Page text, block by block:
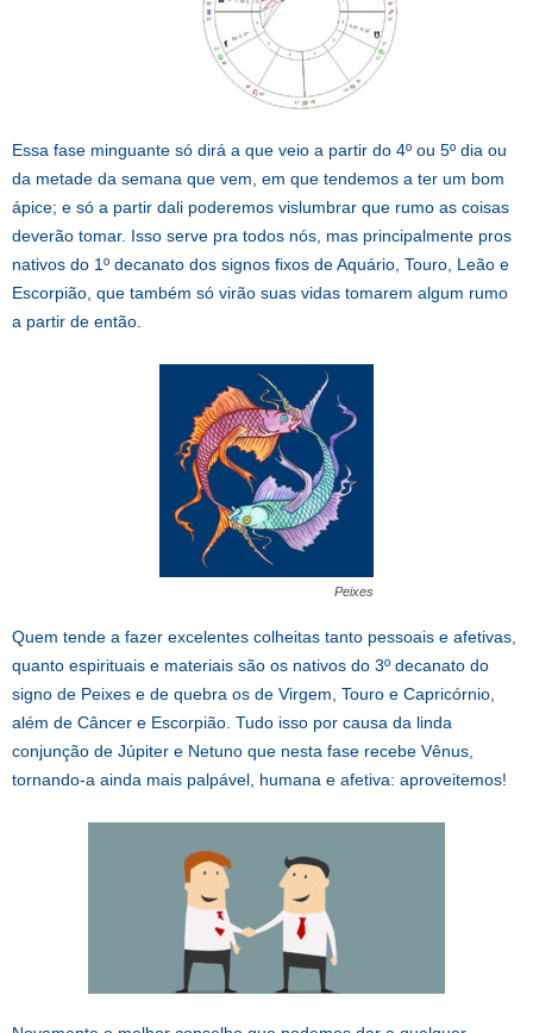
Essa fase minguante só dirá a que veio a partir do 4º ou 5º dia ou
da metade da semana que vem, em que tendemos a ter um bom
ápice; e só a partir dali poderemos vislumbrar que rumo as coisas
deverão tomar. Isso serve pra todos nós, mas principalmente pros
nativos do 1º decanato dos signos fixos de Aquário, Touro, Leão e
Escorpião, que também só virão suas vidas tomarem algum rumo
a partir de então.
Peixes
Quem tende a fazer excelentes colheitas tanto pessoais e afetivas,
quanto espirituais e materiais são os nativos do 3º decanato do
signo de Peixes e de quebra os de Virgem, Touro e Capricórnio,
além de Câncer e Escorpião. Tudo isso por causa da linda
conjunção de Júpiter e Netuno que nesta fase recebe Vênus,
tornando-a ainda mais palpável, humana e afetiva: aproveitemos!